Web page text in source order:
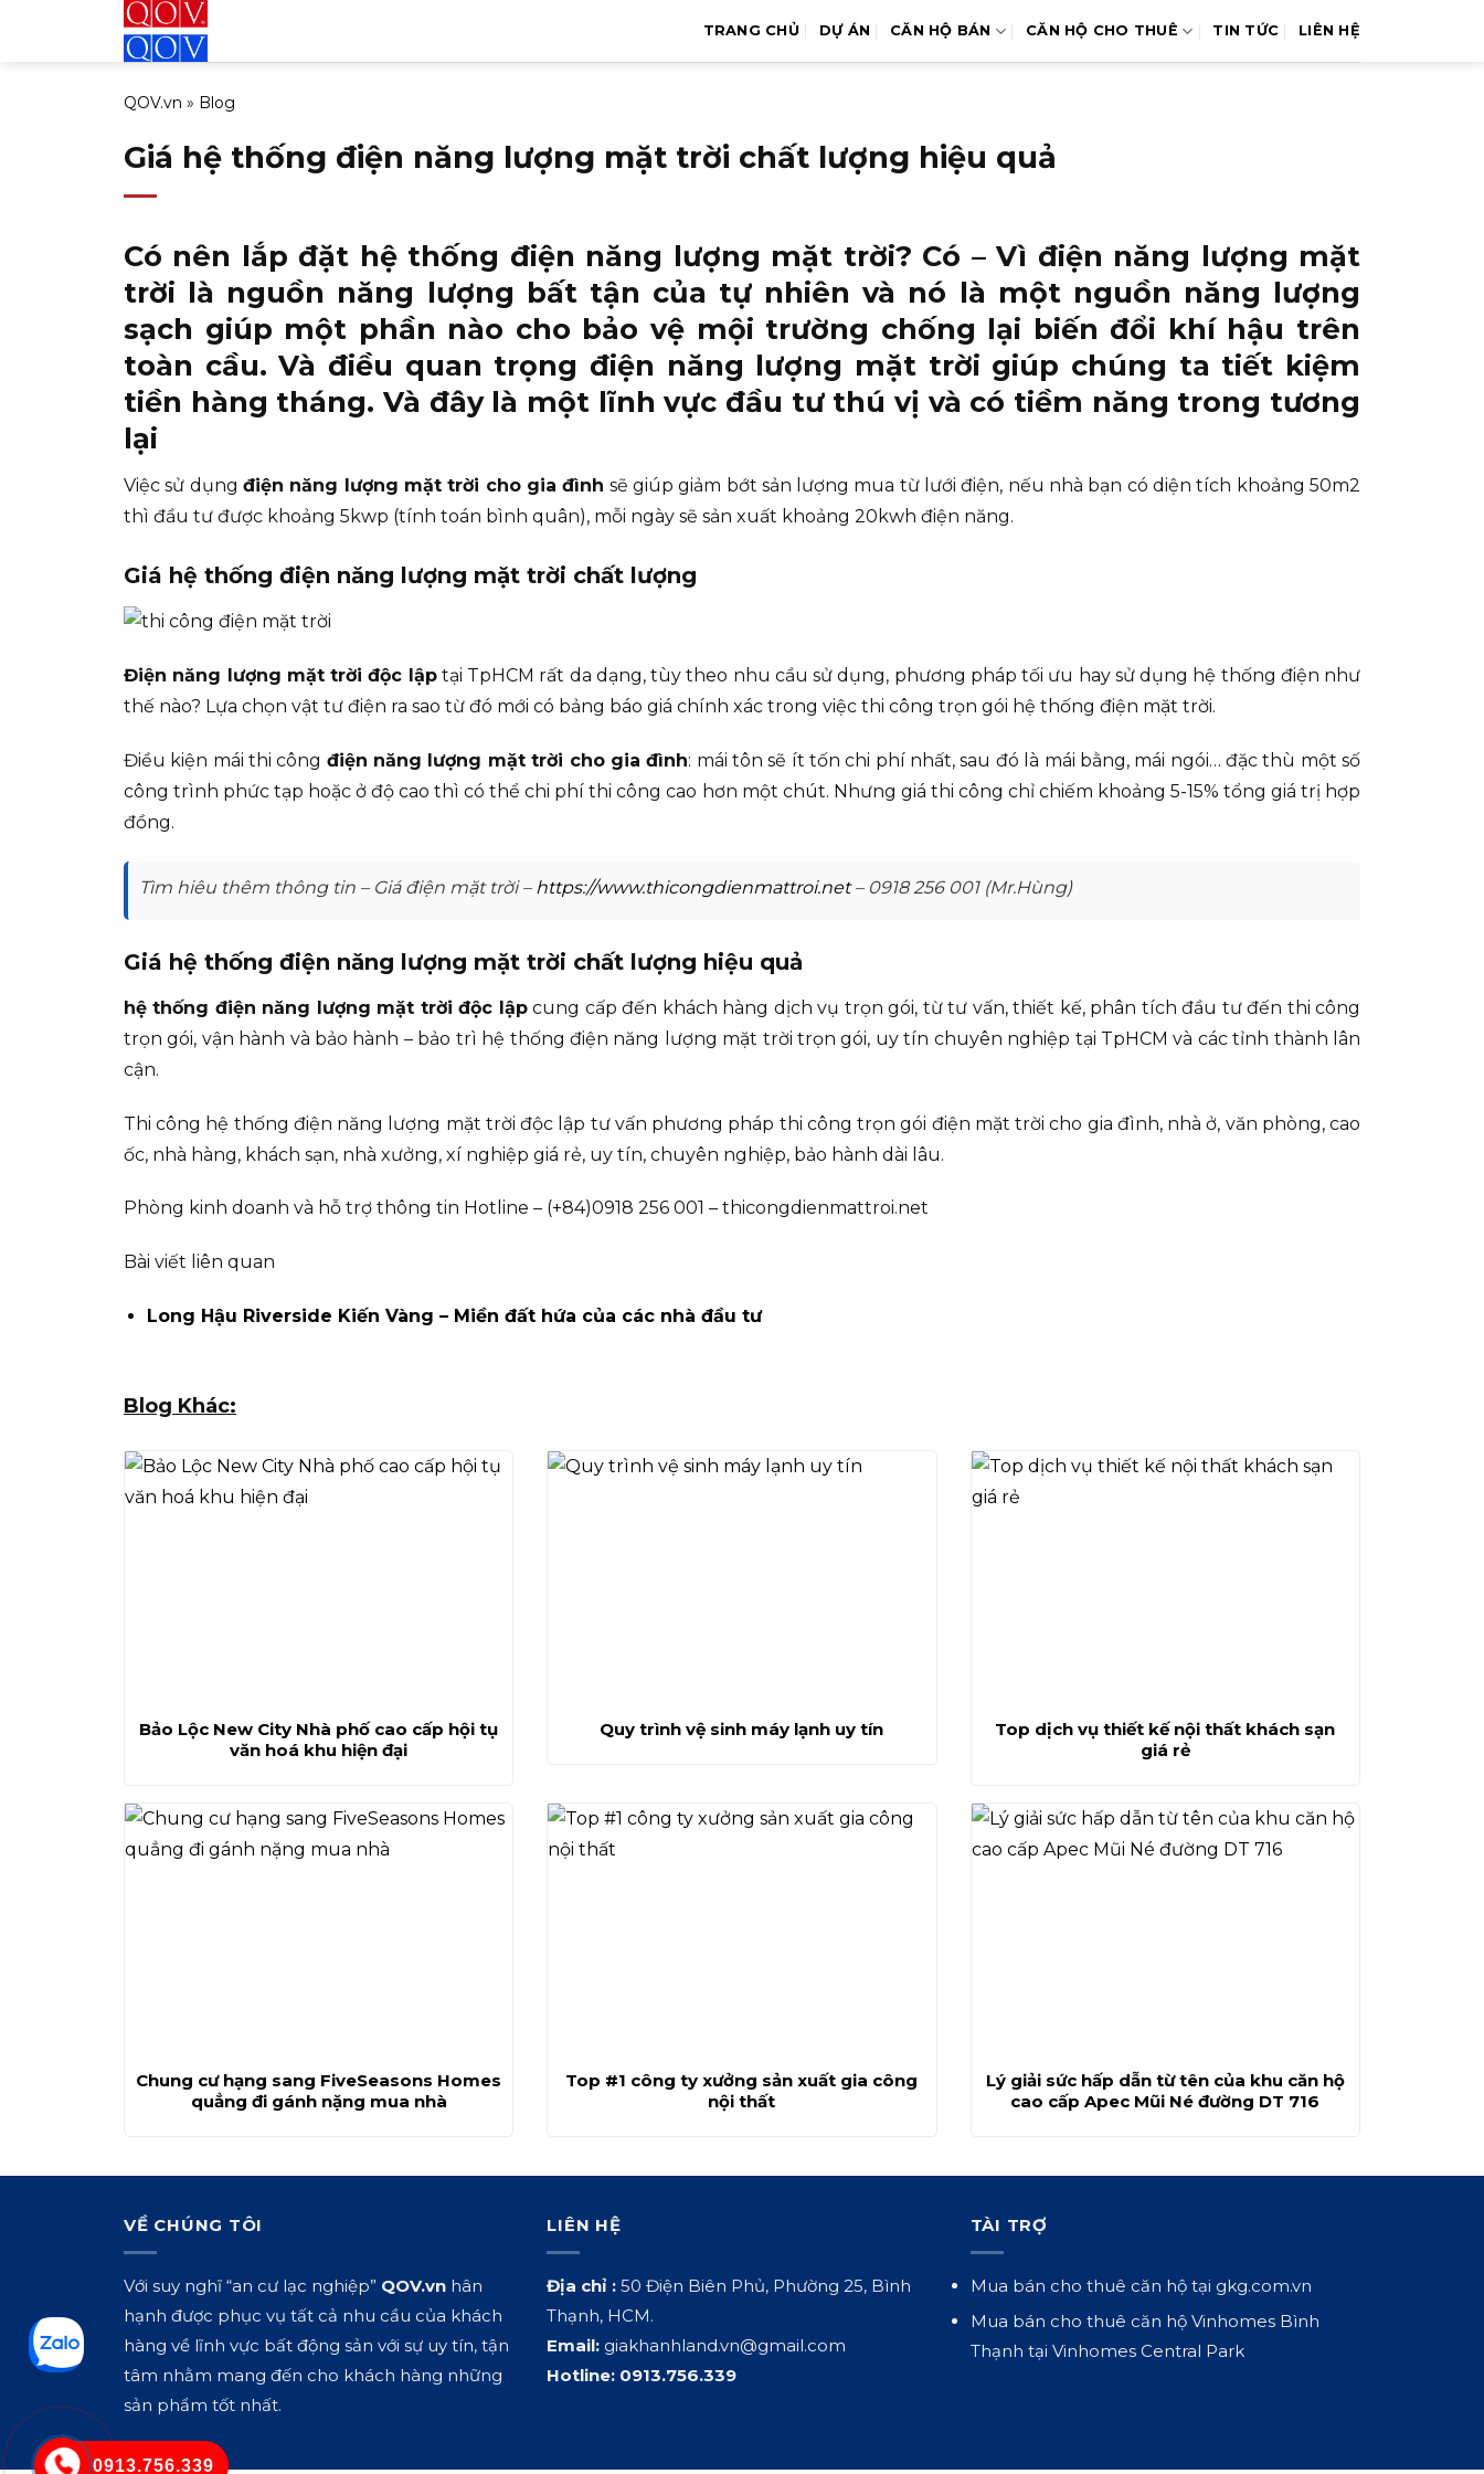
TRANG CHỦ DỰ ÁN CĂN HỘ BÁN CĂN HỘ CHO THUÊ TIN TỨC LIÊN HỆ
QOV.vn » Blog
Giá hệ thống điện năng lượng mặt trời chất lượng hiệu quả
Có nên lắp đặt hệ thống điện năng lượng mặt trời? Có – Vì điện năng lượng mặt
trời là nguồn năng lượng bất tận của tự nhiên và nó là một nguồn năng lượng
sạch giúp một phần nào cho bảo vệ mội trường chống lại biến đổi khí hậu trên
toàn cầu. Và điều quan trọng điện năng lượng mặt trời giúp chúng ta tiết kiệm
tiền hàng tháng. Và đây là một lĩnh vực đầu tư thú vị và có tiềm năng trong tương
lại
Việc sử dụng điện năng lượng mặt trời cho gia đình sẽ giúp giảm bớt sản lượng mua từ lưới điện, nếu nhà bạn có diện tích khoảng 50m2
thì đầu tư được khoảng 5kwp (tính toán bình quân), mỗi ngày sẽ sản xuất khoảng 20kwh điện năng.
Giá hệ thống điện năng lượng mặt trời chất lượng
Điện năng lượng mặt trời độc lậptại TpHCM rất da dạng, tùy theo nhu cầu sử dụng, phương pháp tối ưu hay sử dụng hệ thống điện như
thế nào? Lựa chọn vật tư điện ra sao từ đó mới có bảng báo giá chính xác trong việc thi công trọn gói hệ thống điện mặt trời.
Điều kiện mái thi công điện năng lượng mặt trời cho gia đình: mái tôn sẽ ít tốn chi phí nhất, sau đó là mái bằng, mái ngói… đặc thù một số
công trình phức tạp hoặc ở độ cao thì có thể chi phí thi công cao hơn một chút. Nhưng giá thi công chỉ chiếm khoảng 5-15% tổng giá trị hợp
đồng.
Tìm hiêu thêm thông tin – Giá điện mặt trời – https://www.thicongdienmattroi.net– 0918 256 001 (Mr.Hùng)
Giá hệ thống điện năng lượng mặt trời chất lượng hiệu quả
hệ thống điện năng lượng mặt trời độc lậpcung cấp đến khách hàng dịch vụ trọn gói, từ tư vấn, thiết kế, phân tích đầu tư đến thi công
trọn gói, vận hành và bảo hành – bảo trì hệ thống điện năng lượng mặt trời trọn gói, uy tín chuyên nghiệp tại TpHCM và các tỉnh thành lân
cận.
Thi công hệ thống điện năng lượng mặt trời độc lập tư vấn phương pháp thi công trọn gói điện mặt trời cho gia đình, nhà ở, văn phòng, cao
ốc, nhà hàng, khách sạn, nhà xưởng, xí nghiệp giá rẻ, uy tín, chuyên nghiệp, bảo hành dài lâu.
Phòng kinh doanh và hỗ trợ thông tin Hotline – (+84)0918 256 001 – thicongdienmattroi.net
Bài viết liên quan
Long Hậu Riverside Kiến Vàng – Miền đất hứa của các nhà đầu tư
Blog Khác:
Bảo Lộc New City Nhà phố cao cấp hội tụ
văn hoá khu hiện đại
Quy trình vệ sinh máy lạnh uy tín
Top dịch vụ thiết kế nội thất khách sạn
giá rẻ
Chung cư hạng sang FiveSeasons Homes
quẳng đi gánh nặng mua nhà
Top #1 công ty xưởng sản xuất gia công
nội thất
Lý giải sức hấp dẫn từ tên của khu căn hộ
cao cấp Apec Mũi Né đường DT 716
VỀ CHÚNG TÔI
Với suy nghĩ “an cư lạc nghiệp” QOV.vn hân
hạnh được phục vụ tất cả nhu cầu của khách
hàng về lĩnh vực bất động sản với sự uy tín, tận
tâm nhằm mang đến cho khách hàng những
sản phẩm tốt nhất.
LIÊN HỆ
Địa chỉ : 50 Điện Biên Phủ, Phường 25, Bình
Thạnh, HCM.
Email: giakhanhland.vn@gmail.com
Hotline: 0913.756.339
TÀI TRỢ
Mua bán cho thuê căn hộ tại gkg.com.vn
Mua bán cho thuê căn hộ Vinhomes Bình
Thạnh tại Vinhomes Central Park
0913.756.339